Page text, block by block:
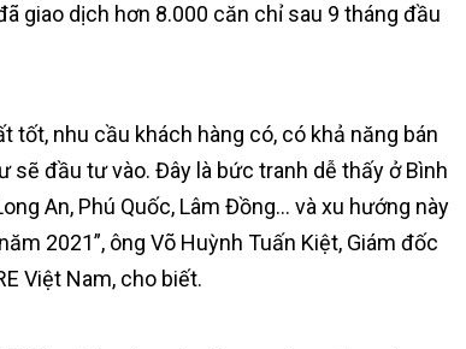
giao dịch hơn 8.000 căn chỉ sau 9 tháng đầu
tốt, nhu cầu khách hàng có, có khả năng bán
sẽ đầu tư vào. Đây là bức tranh dễ thấy ở Bình
An, Phú Quốc, Lâm Đồng… và xu hướng này
2021”, ông Võ Huỳnh Tuấn Kiệt, Giám đốc
Việt Nam, cho biết.